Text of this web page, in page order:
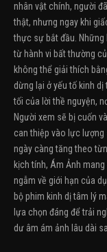
nhân vật chính, người
thật, nhưng ngay khi
thực sự bắt đầu. Những
từ hành vi bất thường
không thể giải thích
dừng lại ở yếu tố kinh
tối của lời thề nguyện,
Người xem sẽ bị cuốn
can thiệp vào lực lượng
ngày càng tăng theo
kịch tính, Ám Ảnh
ngẫm về giới hạn của
bộ phim kinh dị tâm lý
lựa chọn đáng để trải
dư âm ám ảnh lâu dài